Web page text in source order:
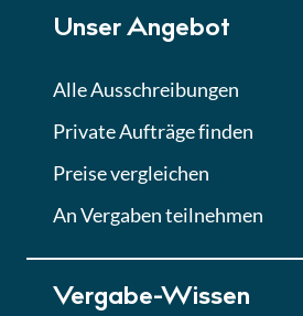
Eignung im
Lektion 6
Abgabe von
Lektion
Lektion 7
Finales Quiz
Unser Angebot
Alle Ausschreibungen
Private Aufträge finden
Preise vergleichen
An Vergaben teilnehmen
Vergabe-Wissen